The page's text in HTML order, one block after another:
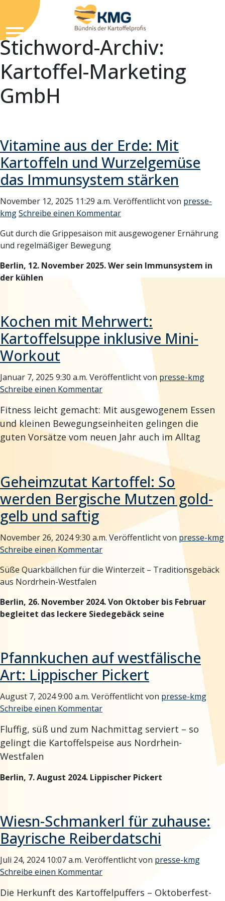
Stichword-Archiv:
Kartoffel-Marketing
GmbH
Vitamine aus der Erde: Mit
Kartoffeln und Wurzelgemüse
das Immunsystem stärken
November 12, 2025 11:29 a.m. Veröffentlicht von presse-
kmgSchreibe einen Kommentar
Gut durch die Grippesaison mit ausgewogener Ernährung
und regelmäßiger Bewegung
Berlin, 12. November 2025.Wer sein Immunsystem in
der kühlen
Kochen mit Mehrwert:
Kartoffelsuppe inklusive Mini-
Workout
Januar 7, 2025 9:30 a.m. Veröffentlicht von presse-kmg
Schreibe einen Kommentar
Fitness leicht gemacht: Mit ausgewogenem Essen
und kleinen Bewegungseinheiten gelingen die
guten Vorsätze vom neuen Jahr auch im Alltag
Geheimzutat Kartoffel: So
werden Bergische Mutzen gold-
gelb und saftig
November 26, 2024 9:30 a.m.Veröffentlicht von presse-kmg
Schreibe einen Kommentar
Süße Quarkbällchen für die Winterzeit – Traditionsgebäck
aus Nordrhein-Westfalen
Berlin, 26. November 2024. Von Oktober bis Februar
begleitet das leckere Siedegebäck seine
Pfannkuchen auf westfälische
Art: Lippischer Pickert
August 7, 2024 9:00 a.m. Veröffentlicht von presse-kmg
Schreibe einen Kommentar
Fluffig, süß und zum Nachmittag serviert – so
gelingt die Kartoffelspeise aus Nordrhein-
Westfalen
Berlin, 7. August 2024. Lippischer Pickert
Wiesn-Schmankerl für zuhause:
Bayrische Reiberdatschi
Juli 24, 2024 10:07 a.m. Veröffentlicht von presse-kmg
Schreibe einen Kommentar
Die Herkunft des Kartoffelpuffers – Oktoberfest-